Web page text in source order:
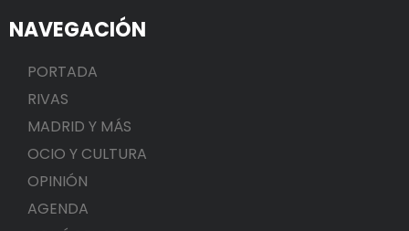
NAVEGACIÓN
PORTADA
RIVAS
MADRID Y MÁS
OCIO Y CULTURA
OPINIÓN
AGENDA